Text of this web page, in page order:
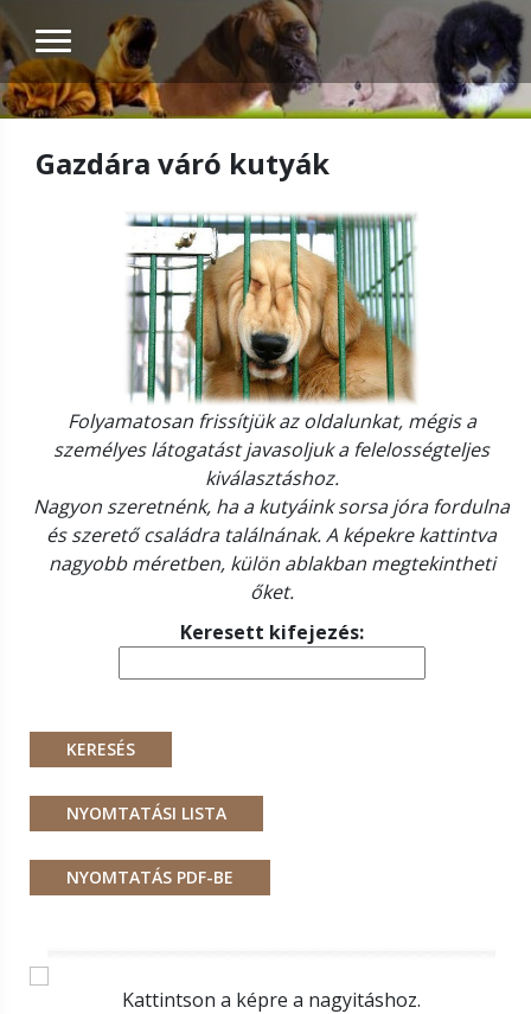
Gazdára váró kutyák
Folyamatosan frissítjük az oldalunkat, mégis a
személyes látogatást javasoljuk a felelosségteljes
kiválasztáshoz.
Nagyon szeretnénk, ha a kutyáink sorsa jóra fordulna
és szerető családra találnának. A képekre kattintva
nagyobb méretben, külön ablakban megtekintheti
őket.
Keresett kifejezés:
Kattintson a képre a nagyitáshoz.